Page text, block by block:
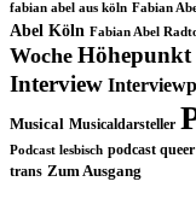
fabian abel aus köln Fabian
Abel Köln Fabian Abel
Woche Höhepunkt
Interview
Musical Musicaldarsteller
Podcast lesbisch podcast queer
trans Zum Ausgang